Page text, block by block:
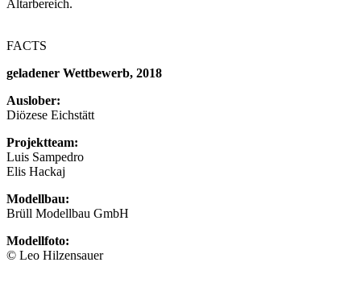
Altarbereich.
FACTS
geladener Wettbewerb, 2018
Auslober:
Diözese Eichstätt
Projektteam:
Luis Sampedro
Elis Hackaj
Modellbau:
Brüll Modellbau GmbH
Modellfoto:
© Leo Hilzensauer